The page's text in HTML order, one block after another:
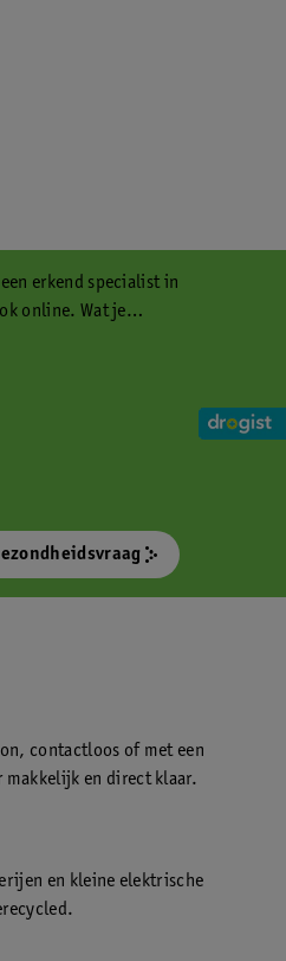
erkend specialist in
online. Wat je
contactloos of met een
makkelijk en direct klaar.
en kleine elektrische